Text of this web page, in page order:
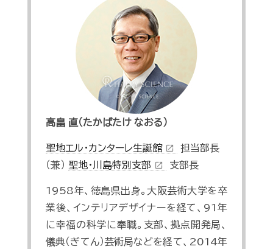
高畠 直（たかばたけ なおる）
聖地エル・カンターレ生誕館 open_in_new
担当部長
（兼） 聖地・川島特別支部 open_in_new 支部長
1958年、徳島県出身。大阪芸術大学を卒
業後、インテリアデザイナーを経て、91年
に幸福の科学に奉職。支部、拠点開発局、
儀典（ぎてん）芸術局などを経て、2014年